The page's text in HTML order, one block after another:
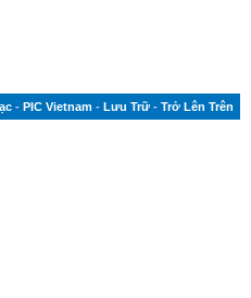
- PIC Vietnam - Lưu Trữ - Trở Lên Trên